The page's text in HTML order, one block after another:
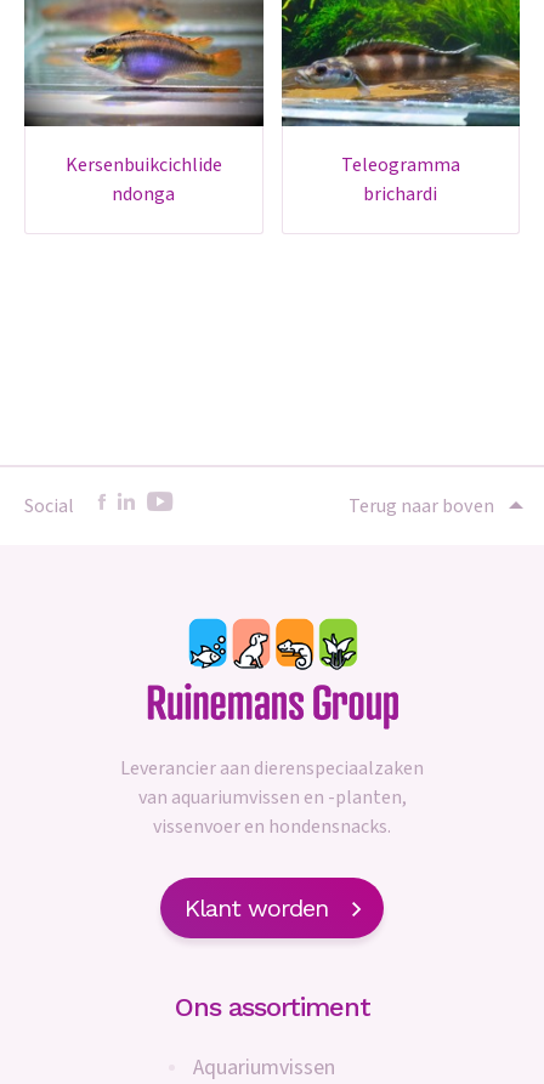
kersenbuikcichlide
ndonga
teleogramma
brichardi
Social Terug naar boven
Leverancier aan dierenspeciaalzaken
van aquariumvissen en -planten,
vissenvoer en hondensnacks.
Klant worden
Ons assortiment
Aquariumvissen